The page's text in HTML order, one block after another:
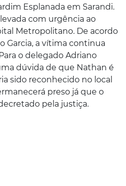
Esplanada em Sarandi.
com urgência ao
Metropolitano. De acordo
Garcia, a vítima continua
o delegado Adriano
dúvida de que Nathan é
sido reconhecido no local
preso já que o
pela justiça.